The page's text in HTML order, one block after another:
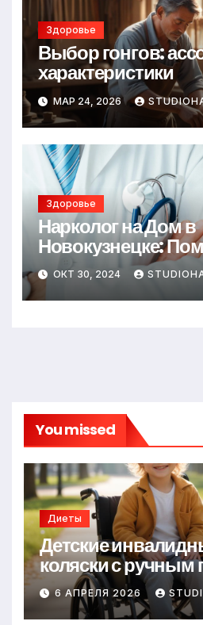
Здоровье
Выбор гонгов:
характеристики
МАР 24, 2026
Здоровье
Нарколог на Дом в
Новокузнецке:
Которая Всегда
ОКТ 30, 2024
You missed
Диеты
Детские
коляски с
6 АПРЕЛЯ 2026